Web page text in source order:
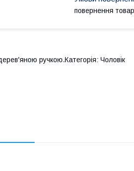
повернення
ручкою.Категорія: Чоловік